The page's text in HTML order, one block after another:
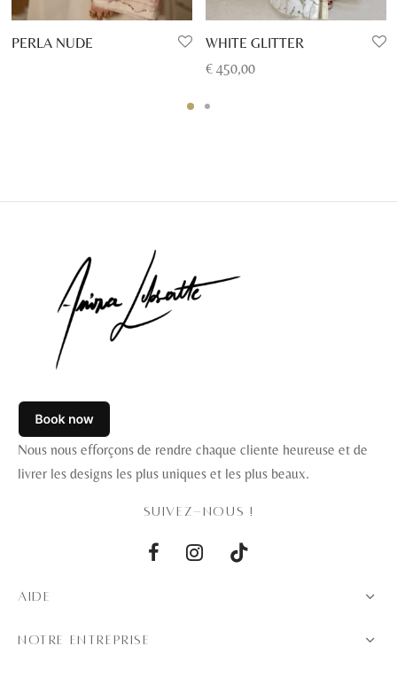
PERLA NUDE
WHITE GLITTER
€450,00
Nous nous efforçons de rendre chaque cliente heureuse et de
livrer les designs les plus uniques et les plus beaux.
SUIVEZ-NOUS !
AIDE
NOTRE ENTREPRISE